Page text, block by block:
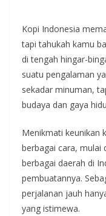
Kopi Indonesia
tapi tahukah kamu
di tengah hingar-
suatu pengalaman
sekadar minuman,
budaya dan gaya
Menikmati keunikan
berbagai cara, mulai
berbagai daerah di
pembuatannya.
perjalanan jauh
yang istimewa.